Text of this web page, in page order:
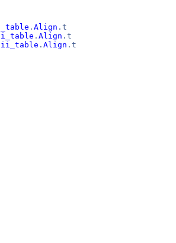
. Align .t
. Align .t
. Align .t